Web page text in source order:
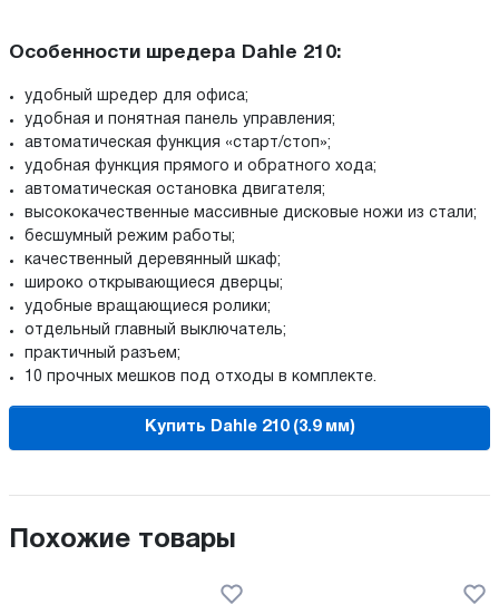
Особенности шредера Dahle 210:
удобный шредер для офиса;
удобная и понятная панель управления;
автоматическая функция «старт/стоп»;
удобная функция прямого и обратного хода;
автоматическая остановка двигателя;
высококачественные массивные дисковые ножи из стали;
бесшумный режим работы;
качественный деревянный шкаф;
широко открывающиеся дверцы;
удобные вращающиеся ролики;
отдельный главный выключатель;
практичный разъем;
10 прочных мешков под отходы в комплекте.
Купить Dahle 210 (3.9 мм)
Похожие товары